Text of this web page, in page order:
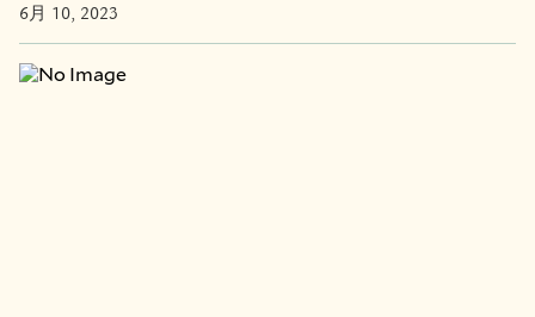
6月 10, 2023